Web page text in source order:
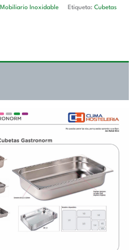
Mobiliario Inoxidable Etiqueta: Cubetas